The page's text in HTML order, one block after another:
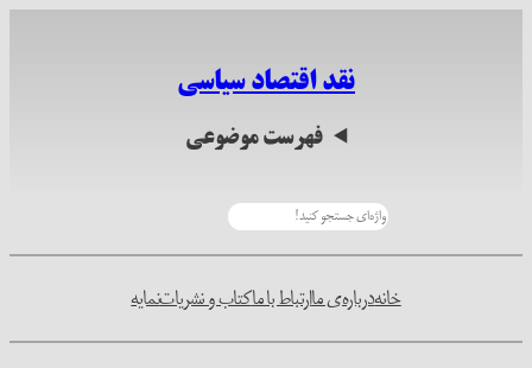
نقد اقتصاد سیاسی
فهرست موضوعی
خانهدرباره‌ی ماارتباط با ماکتاب و نشریاتنمایه